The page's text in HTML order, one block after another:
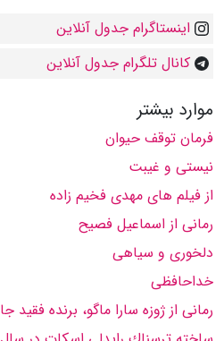
اینستاگرام جدول آنلاین
کانال تلگرام جدول آنلاین
موارد بیشتر
فرمان توقف حیوان
نیستى و غیبت
از فیلم هاى مهدى فخیم زاده
رمانى از اسماعیل فصیح
دلخورى و سیاهى
خداحافظى
رمانى از ژوزه سارا ماگو، برنده فقید